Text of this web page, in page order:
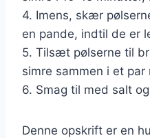
4. Imens, skær
en pande, indtil de er
5. Tilsæt pølserne til
simre sammen i et par
6. Smag til med salt
Denne opskrift er en